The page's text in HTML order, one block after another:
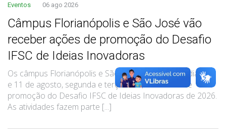
Eventos 06 ago 2026
Câmpus Florianópolis e São José vão
receber ações de promoção do Desafio
IFSC de Ideias Inovadoras
Os câmpus Florianópolis e São José recebem nos dias 10
e 11 de agosto, segunda e terça-feira, atividades de
promoção do Desafio IFSC de Ideias Inovadoras de 2026.
As atividades fazem parte [...]